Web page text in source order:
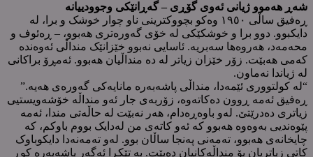
شەڕ هەموو ژیانی ئەوی گۆڕی – گەڕانێکی وجوودییانە
ڕەفیق ساڵی ١٩٥٠ وەکو بچووکترینی ناو چوار خوشک و برا، لە
دایکبوو. دوو برا و خوشکێکی لە خۆی گەورەتری هەبوو، – ڕەئوف و
محەمەد، هەروەها سەبریە. ئاسایی نەبوو خێزانێک منداڵی ئەوەندە
کەمی هەبێت. زۆر خێزان زیاتر لە دە منداڵیان هەبوو. ئەمڕۆ براکانی
لە ژیاندا نەماون.
“لە کولتووری ئێمەدا، منداڵی پاشەبەرە مانایەکی گەورەی هەیە.”
ڕەفیق ئەمە ڕوون دەکاتەوە، زۆربەی جار ئەو منداڵە خۆشەویستیی
زیاتری دەدرێتێ. لەو باوەڕەدام، هەر نەبێت لە حاڵەتی مندا، ئەمە
پێوەندیی بەوەوە هەبوو کە ئەو کاتەی من لەدایک بووم باوکم، کە
چایخانەی هەبوو، تەمەنی پەنجا ساڵان بوو. لەو تەمەنەدا دایکوباوک
کاتی زیاتریان بۆ منداڵەکانیان دەبێت. بە تێکڕا ئەگەر پاشەبەرە کوڕ